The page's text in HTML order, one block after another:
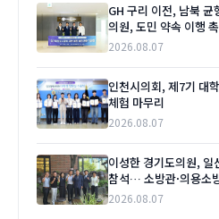
GH 구리 이전, 남북
의원, 도민 약속 이행
2026.08.07
인천시의회, 제7기 대
체험 마무리
2026.08.07
이성한 경기도의원, 일
참석… 소방관·의용소
2026.08.07